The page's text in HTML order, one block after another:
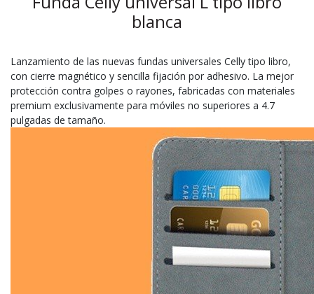
blanca
Lanzamiento de las nuevas fundas universales Celly tipo libro,
con cierre magnético y sencilla fijación por adhesivo. La mejor
protección contra golpes o rayones, fabricadas con materiales
premium exclusivamente para móviles no superiores a 4.7
pulgadas de tamaño.